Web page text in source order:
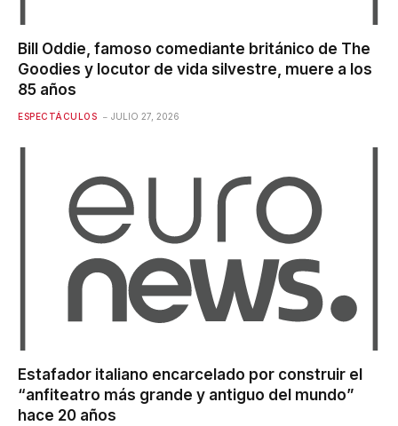
Bill Oddie, famoso comediante británico de The
Goodies y locutor de vida silvestre, muere a los
85 años
ESPECTÁCULOS JULIO 27, 2026
Estafador italiano encarcelado por construir el
“anfiteatro más grande y antiguo del mundo”
hace 20 años